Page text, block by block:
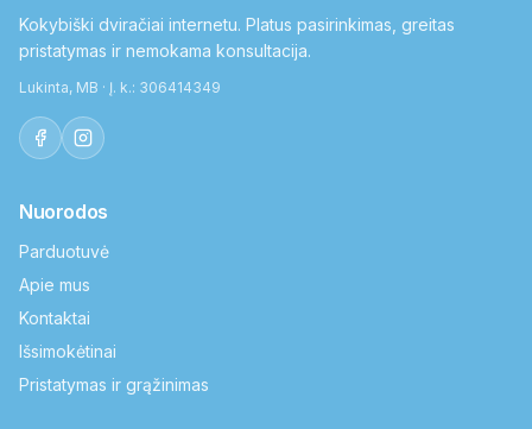
Kokybiški dviračiai internetu. Platus pasirinkimas, greitas
pristatymas ir nemokama konsultacija.
Lukinta, MB · Į. k.: 306414349
Nuorodos
Parduotuvė
Apie mus
Kontaktai
Išsimokėtinai
Pristatymas ir grąžinimas